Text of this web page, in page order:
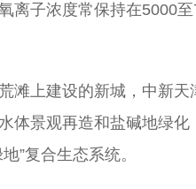
离子浓度常保持在5000
上建设的新城，中新天
体景观再造和盐碱地绿化
复合生态系统。